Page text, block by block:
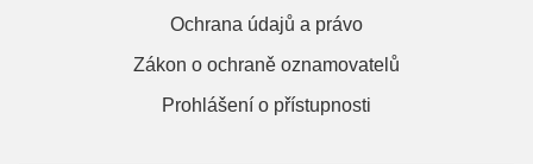
Ochrana údajů a právo
Zákon o ochraně oznamovatelů
Prohlášení o přístupnosti